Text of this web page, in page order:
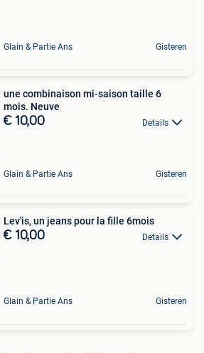
Glain & Partie Ans Gisteren
une combinaison mi-saison taille 6
mois. Neuve
€ 10,00 Details
Glain & Partie Ans Gisteren
Lev'is, un jeans pour la fille 6mois
€ 10,00 Details
Glain & Partie Ans Gisteren